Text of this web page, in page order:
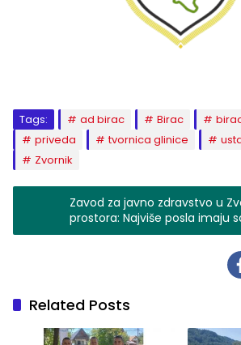
Tags: ad birac Birac
priveda
tvornica glinice
Zvornik
Zavod za javno zdravstvo u
prostora: Najviše posla imaju
Related Posts